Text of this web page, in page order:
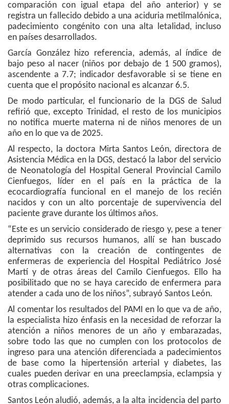
comparación con igual etapa del año anterior) y se
registra un fallecido debido a una aciduria metilmalónica,
padecimiento congénito con una alta letalidad, incluso
en países desarrollados.
García González hizo referencia, además, al índice de
bajo peso al nacer (niños por debajo de 1 500 gramos),
ascendente a 7.7; indicador desfavorable si se tiene en
cuenta que el propósito nacional es alcanzar 6.5.
De modo particular, el funcionario de la DGS de Salud
refirió que, excepto Trinidad, el resto de los municipios
no notifica muerte materna ni de niños menores de un
año en lo que va de 2025.
Al respecto, la doctora Mirta Santos León, directora de
Asistencia Médica en la DGS, destacó la labor del servicio
de Neonatología del Hospital General Provincial Camilo
Cienfuegos, líder en el país en la práctica de la
ecocardiografía funcional en el manejo de los recién
nacidos y con un alto porcentaje de supervivencia del
paciente grave durante los últimos años.
“Este es un servicio considerado de riesgo y, pese a tener
deprimido sus recursos humanos, allí se han buscado
alternativas con la creación de contingentes de
enfermeras de experiencia del Hospital Pediátrico José
Martí y de otras áreas del Camilo Cienfuegos. Ello ha
posibilitado que no se haya carecido de enfermera para
atender a cada uno de los niños”, subrayó Santos León.
Al comentar los resultados del PAMI en lo que va de año,
la especialista hizo énfasis en la necesidad de reforzar la
atención a niños menores de un año y embarazadas,
sobre todo las que no cumplen con los protocolos de
ingreso para una atención diferenciada a padecimientos
de base como la hipertensión arterial y diabetes, las
cuales pueden derivar en una preeclampsia, eclampsia y
otras complicaciones.
Santos León aludió, además, a la alta incidencia del parto